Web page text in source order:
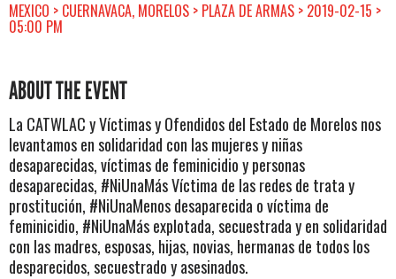
MEXICO > CUERNAVACA, MORELOS > PLAZA DE ARMAS > 2019-02-15 >
05:00 PM
ABOUT THE EVENT
La CATWLAC y Víctimas y Ofendidos del Estado de Morelos nos
levantamos en solidaridad con las mujeres y niñas
desaparecidas, víctimas de feminicidio y personas
desaparecidas, #NiUnaMás Víctima de las redes de trata y
prostitución, #NiUnaMenos desaparecida o víctima de
feminicidio, #NiUnaMás explotada, secuestrada y en solidaridad
con las madres, esposas, hijas, novias, hermanas de todos los
desparecidos, secuestrado y asesinados.